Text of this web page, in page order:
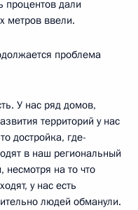
дали
метров ввели.
проблема
У нас ряд домов,
территорий у нас
достройка, где-
в наш региональный
на то что
у нас есть
людей обманули.